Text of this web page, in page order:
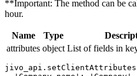
**Important: The method can be
hour.
Name Type
attributes object List of fields in